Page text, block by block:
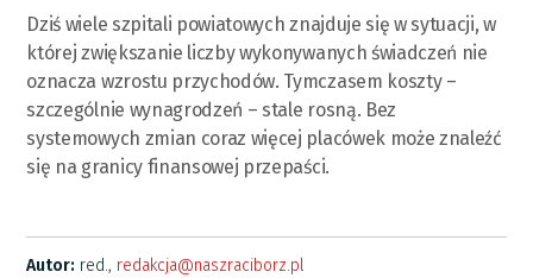
Dziś wiele szpitali powiatowych znajduje się w sytuacji, w
której zwiększanie liczby wykonywanych świadczeń nie
oznacza wzrostu przychodów. Tymczasem koszty –
szczególnie wynagrodzeń – stale rosną. Bez
systemowych zmian coraz więcej placówek może znaleźć
się na granicy finansowej przepaści.
Autor: red., redakcja@naszraciborz.pl